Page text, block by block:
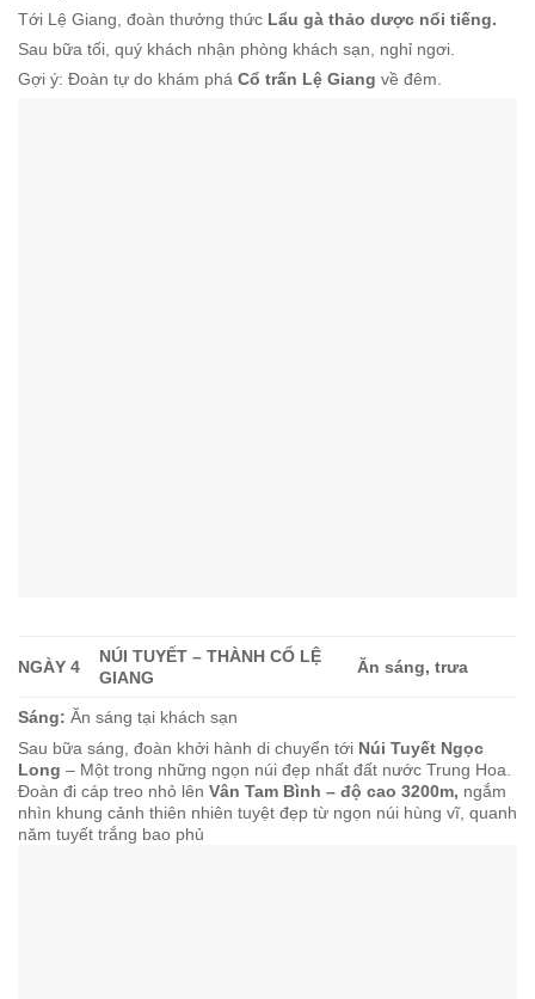
Tới Lệ Giang, đoàn thưởng thức Lẩu gà thảo dược nổi tiếng.
Sau bữa tối, quý khách nhận phòng khách sạn, nghỉ ngơi.
Gợi ý: Đoàn tự do khám phá Cổ trấn Lệ Giang về đêm.
NGÀY 4
NÚI TUYẾT – THÀNH CỔ LỆ
GIANG
Ăn sáng, trưa
Sáng: Ăn sáng tại khách sạn
Sau bữa sáng, đoàn khởi hành di chuyển tới Núi Tuyết Ngọc
Long – Một trong những ngọn núi đẹp nhất đất nước Trung Hoa.
Đoàn đi cáp treo nhỏ lên Vân Tam Bình – độ cao 3200m, ngắm
nhìn khung cảnh thiên nhiên tuyệt đẹp từ ngọn núi hùng vĩ, quanh
năm tuyết trắng bao phủ